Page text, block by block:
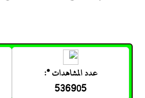
عدد المشاهدات *:
536905